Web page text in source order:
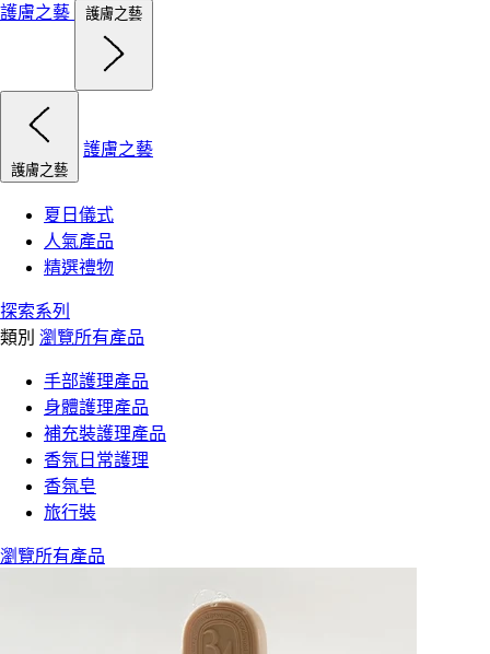
護膚之藝
護膚之藝
護膚之藝
護膚之藝
夏日儀式
人氣產品
精選禮物
探索系列
類別 瀏覽所有產品
手部護理產品
身體護理產品
補充裝護理產品
香氛日常護理
香氛皂
旅行裝
瀏覽所有產品